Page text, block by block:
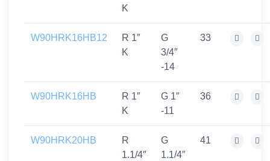
K
W90HRK16HB12
R 1″
K
G
3/4″
-14
33
W90HRK16HB
R 1″
K
G 1″
-11
36
W90HRK20HB
R
1.1/4″
G
1.1/4″
41